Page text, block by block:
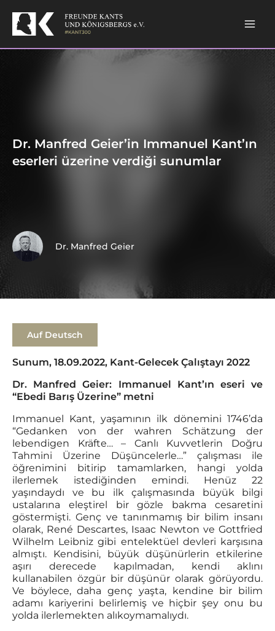
content
Dr. Manfred Geier’in Immanuel Kant’ın
eserleri üzerine verdiği sunumlar
Dr. Manfred Geier
Auf Deutsch
Sunum, 18.09.2022, Kant-Gelecek Çalıştayı 2022
Dr. Manfred Geier: Immanuel Kant’ın eseri ve
“Ebedi Barış Üzerine” metni
Immanuel Kant, yaşamının ilk dönemini 1746’da
“Gedanken von der wahren Schätzung der
lebendigen Kräfte… – Canlı Kuvvetlerin Doğru
Tahmini Üzerine Düşüncelerle…” çalışması ile
öğrenimini bitirip tamamlarken, hangi yolda
ilerlemek istediğinden emindi. Henüz 22
yaşındaydı ve bu ilk çalışmasında büyük bilgi
ustalarına eleştirel bir gözle bakma cesaretini
göstermişti. Genç ve tanınmamış bir bilim insanı
olarak, René Descartes, Isaac Newton ve Gottfried
Wilhelm Leibniz gibi entelektüel devleri karşısına
almıştı. Kendisini, büyük düşünürlerin etkilerine
aşırı derecede kapılmadan, kendi aklını
kullanabilen özgür bir düşünür olarak görüyordu.
Ve böylece, daha genç yaşta, kendine bir bilim
adamı kariyerini belirlemiş ve hiçbir şey onu bu
yolda ilerlemekten alıkoymamalıydı.